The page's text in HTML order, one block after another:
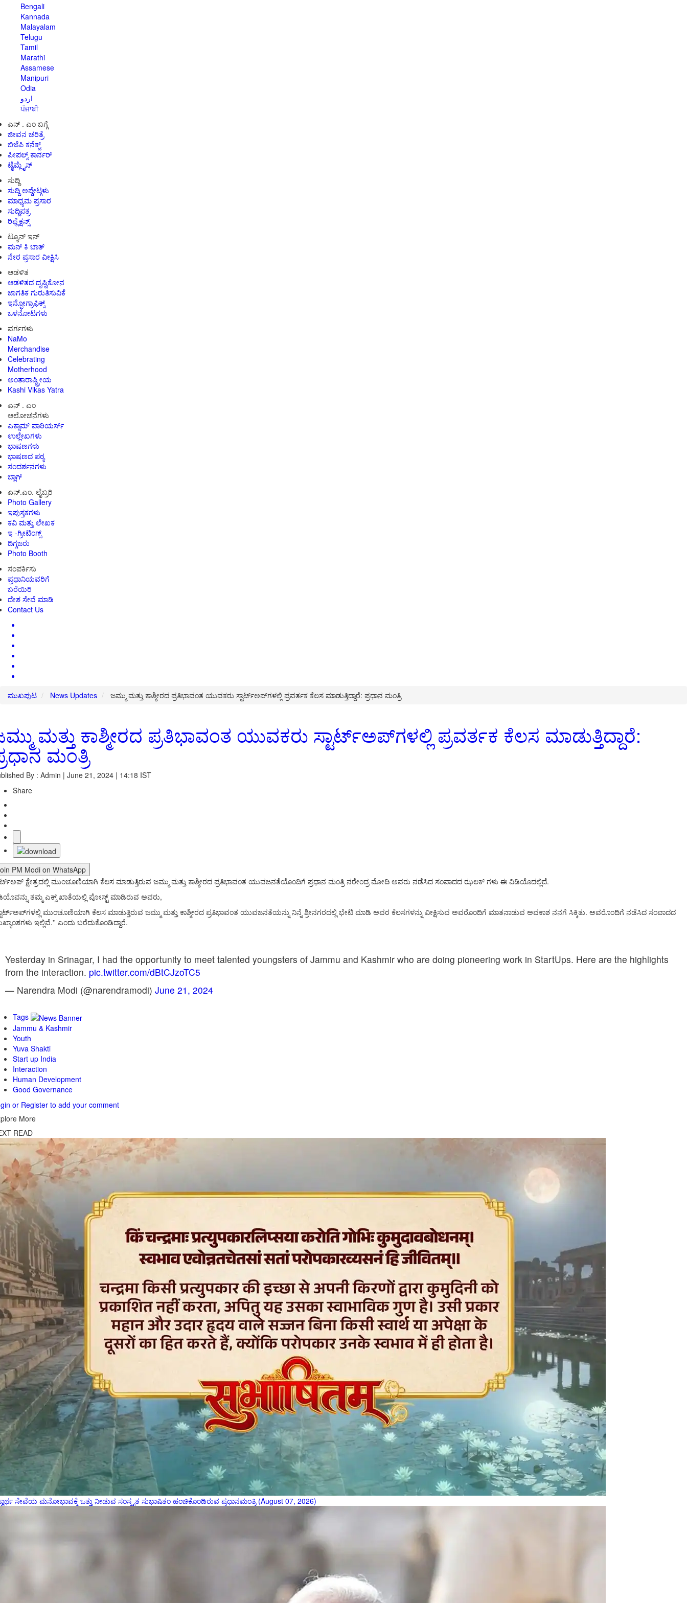
Bengali
Kannada
Malayalam
Telugu
Tamil
Marathi
Assamese
Manipuri
Odia
اردو
ਪੰਜਾਬੀ
ಎನ್ . ಎಂ ಬಗ್ಗೆ
ಜೀವನ ಚರಿತ್ರೆ
ಬಿಜೆಪಿ ಕನೆಕ್ಟ್
ಪೀಪಲ್ಸ್ ಕಾರ್ನರ್
ಟೈಮ್ಲೈನ್
ಸುದ್ದಿ
ಸುದ್ದಿ ಅಪ್ಡೇಟ್ಗಳು
ಮಾಧ್ಯಮ ಪ್ರಸಾರ
ಸುದ್ದಿಪತ್ರ
ರಿಫ್ಲೆಕ್ಷನ್ಸ್
ಟ್ಯೂನ್ ಇನ್
ಮನ್ ಕಿ ಬಾತ್
ನೇರ ಪ್ರಸಾರ ವೀಕ್ಷಿಸಿ
ಆಡಳಿತ
ಆಡಳಿತದ ದೃಷ್ಟಿಕೋನ
ಜಾಗತಿಕ ಗುರುತಿಸುವಿಕೆ
ಇನ್ಫೋಗ್ರಾಫಿಕ್ಸ್
ಒಳನೋಟಗಳು
ವರ್ಗಗಳು
NaMo
Merchandise
Celebrating
Motherhood
ಅಂತಾರಾಷ್ಟ್ರೀಯ
Kashi Vikas Yatra
ಎನ್ . ಎಂ
ಆಲೋಚನೆಗಳು
ಎಕ್ಸಾಮ್ ವಾರಿಯರ್ಸ್
ಉಲ್ಲೇಖಗಳು
ಭಾಷಣಗಳು
ಭಾಷಣದ ಪಠ್ಯ
ಸಂದರ್ಶನಗಳು
ಬ್ಲಾಗ್
ಏನ್.ಎಂ. ಲೈಬ್ರರಿ
Photo Gallery
ಇಪುಸ್ತಕಗಳು
ಕವಿ ಮತ್ತು ಲೇಖಕ
ಇ -ಗ್ರೀಟಿಂಗ್ಸ್
ದಿಗ್ಗಜರು
Photo Booth
ಸಂಪರ್ಕಿಸು
ಪ್ರಧಾನಿಯವರಿಗೆ
ಬರೆಯಿರಿ
ದೇಶ ಸೇವೆ ಮಾಡಿ
Contact Us
ಮುಖಪುಟ News Updates ಜಮ್ಮು ಮತ್ತು ಕಾಶ್ಮೀರದ ಪ್ರತಿಭಾವಂತ ಯುವಕರು ಸ್ಟಾರ್ಟ್‌ಅಪ್‌ಗಳಲ್ಲಿ ಪ್ರವರ್ತಕ ಕೆಲಸ ಮಾಡುತ್ತಿದ್ದಾರೆ: ಪ್ರಧಾನ ಮಂತ್ರಿ
ಮತ್ತು ಕಾಶ್ಮೀರದ ಪ್ರತಿಭಾವಂತ ಯುವಕರು ಸ್ಟಾರ್ಟ್‌ಅಪ್‌ಗಳಲ್ಲಿ ಪ್ರವರ್ತಕ ಕೆಲಸ ಮಾಡುತ್ತಿದ್ದಾರೆ:
ಮಂತ್ರಿ
By : Admin | June 21, 2024 | 14:18 IST
Share
PM Modi on WhatsApp
ಕ್ಷೇತ್ರದಲ್ಲಿ ಮುಂಚೂಣಿಯಾಗಿ ಕೆಲಸ ಮಾಡುತ್ತಿರುವ ಜಮ್ಮು ಮತ್ತು ಕಾಶ್ಮೀರದ ಪ್ರತಿಭಾವಂತ ಯುವಜನತೆಯೊಂದಿಗೆ ಪ್ರಧಾನ ಮಂತ್ರಿ ನರೇಂದ್ರ ಮೋದಿ ಅವರು ನಡೆಸಿದ ಸಂವಾದದ ಝಲಕ್ ಗಳು ಈ ವಿಡಿಯೊದಲ್ಲಿದೆ.
ತಮ್ಮ ಎಕ್ಸ್ ಖಾತೆಯಲ್ಲಿ ಪೋಸ್ಟ್ ಮಾಡಿರುವ ಅವರು,
ಮುಂಚೂಣಿಯಾಗಿ ಕೆಲಸ ಮಾಡುತ್ತಿರುವ ಜಮ್ಮು ಮತ್ತು ಕಾಶ್ಮೀರದ ಪ್ರತಿಭಾವಂತ ಯುವಜನತೆಯನ್ನು ನಿನ್ನೆ ಶ್ರೀನಗರದಲ್ಲಿ ಭೇಟಿ ಮಾಡಿ ಅವರ ಕೆಲಸಗಳನ್ನು ವೀಕ್ಷಿಸುವ ಅವರೊಂದಿಗೆ ಮಾತನಾಡುವ ಅವಕಾಶ ನನಗೆ ಸಿಕ್ಕಿತು. ಅವರೊಂದಿಗೆ ನಡೆಸಿದ ಸಂವಾದದ
ಇಲ್ಲಿವೆ.'' ಎಂದು ಬರೆದುಕೊಂಡಿದ್ದಾರೆ.
Yesterday in Srinagar, I had the opportunity to meet talented youngsters of Jammu and Kashmir who are doing pioneering work in StartUps. Here are the highlights
from the interaction. pic.twitter.com/dBtCJzoTC5
— Narendra Modi (@narendramodi) June 21, 2024
Tags
Jammu & Kashmir
Youth
Yuva Shakti
Start up India
Interaction
Human Development
Good Governance
or Register to add your comment
More
READ
ಸೇವೆಯ ಮನೋಭಾವಕ್ಕೆ ಒತ್ತು ನೀಡುವ ಸಂಸ್ಕೃತ ಸುಭಾಷಿತಂ ಹಂಚಿಕೊಂಡಿರುವ ಪ್ರಧಾನಮಂತ್ರಿ (August 07, 2026)